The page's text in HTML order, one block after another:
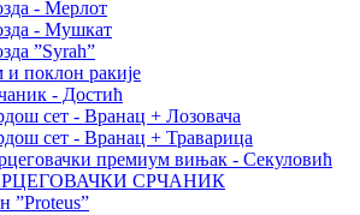
- Мерлот
- Мушкат
”Syrah”
поклон ракије
- Достић
сет - Вранац + Лозовача
сет - Вранац + Траварица
премиум вињак - Секуловић
СРЧАНИК
”Proteus”